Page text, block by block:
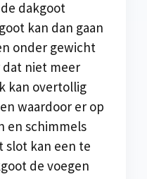
dakgoot
kan dan gaan
onder gewicht
niet meer
kan overtollig
waardoor er op
en schimmels
slot kan een te
de voegen